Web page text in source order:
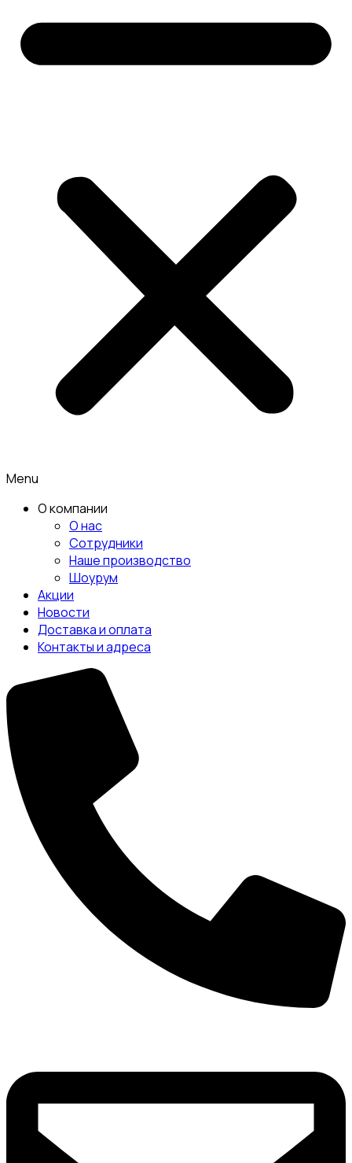
Menu
О компании
О нас
Сотрудники
Наше производство
Шоурум
Акции
Новости
Доставка и оплата
Контакты и адреса